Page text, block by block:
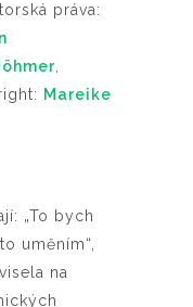
práva:
Mareike
„To bych
uměním“,
na